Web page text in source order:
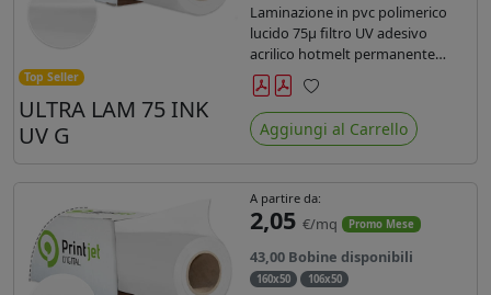
Top Seller
ULTRA LAM 75 INK
UV G
Laminazione in pvc polimerico
lucido 75µ filtro UV adesivo
acrilico hotmelt permanente
specifico per stampe con
inchiostri UV durata 7 anni indoor
e 5 outdoor. Dotato di certificato
ignifugo Bs1d0.
Preferiti
Aggiungi al Carrello
A partire da:
2,05 €/mq Promo Mese
43,00 Bobine disponibili
160x50 106x50